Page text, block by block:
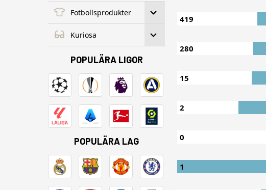
419
280
15
2
0
1
Fotbollsprodukter
Kuriosa
POPULÄRA LIGOR
POPULÄRA LAG